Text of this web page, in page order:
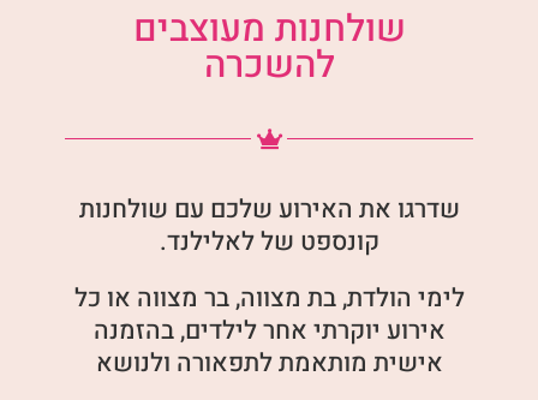
שולחנות מעוצבים
להשכרה
שדרגו את האירוע שלכם עם שולחנות
קונספט של לאלילנד.
לימי הולדת, בת מצווה, בר מצווה או כל
אירוע יוקרתי אחר לילדים, בהזמנה
אישית מותאמת לתפאורה ולנושא